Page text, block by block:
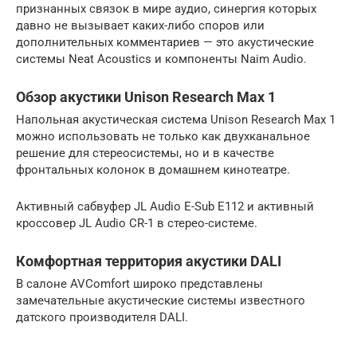
признанных связок в мире аудио, синергия которых
давно не вызывает каких-либо споров или
дополнительных комментариев — это акустические
системы Neat Acoustics и компоненты Naim Audio.
Обзор акустики Unison Research Max 1
Напольная акустическая система Unison Research Max 1
можно использовать не только как двухканальное
решение для стереосистемы, но и в качестве
фронтальных колонок в домашнем кинотеатре.
Активный сабвуфер JL Audio E-Sub E112 и активный
кроссовер JL Audio CR-1 в стерео-системе.
Комфортная территория акустики DALI
В салоне AVComfort широко представлены
замечательные акустические системы известного
датского производителя DALI.